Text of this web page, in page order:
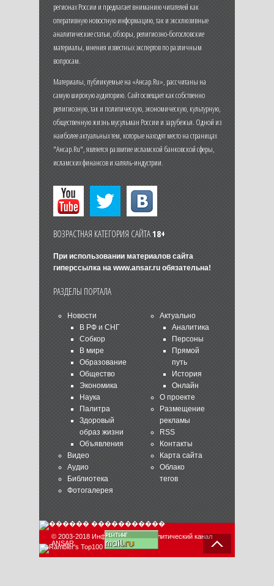
регионах России и предлагает вниманию читателей как
оперативную новостную информацию, так и эксклюзивные
аналитические статьи, обзоры, религиозно-богословские
материалы, мнения известных экспертов по различным
вопросам.
Материалы, публикуемые на «Ансар.Ru», рассчитаны на
самую широкую аудиторию. Сайт освещает как собственно
религиозную, так и политическую, экономическую, культурную,
общественную жизнь мусульман России и зарубежья. Одной из
наиболее актуальных тем, которые находят место на страницах
"Ансар.Ru", является развитие исламской банковской сферы,
исламских финансов и халяль-индустрии.
ВОЗРАСТНАЯ КАТЕГОРИЯ САЙТА18+
При использовании материалов сайта
гиперссылка на www.ansar.ruобязательна!
РАЗДЕЛЫ ПОРТАЛА
Новости
В РФ и СНГ
Собкор
В мире
Образование
Общество
Экономика
Наука
Палитра
Здоровый
образ жизни
Объявления
Видео
Аудио
Библиотека
Фотогалерея
Актуально
Аналитика
Персоны
Прямой
путь
История
Онлайн
О проекте
Размещение
рекламы
RSS
Контакты
Карта сайта
Облако
тегов
© 2003-2018 Информационно-аналитический канал
ANSAR